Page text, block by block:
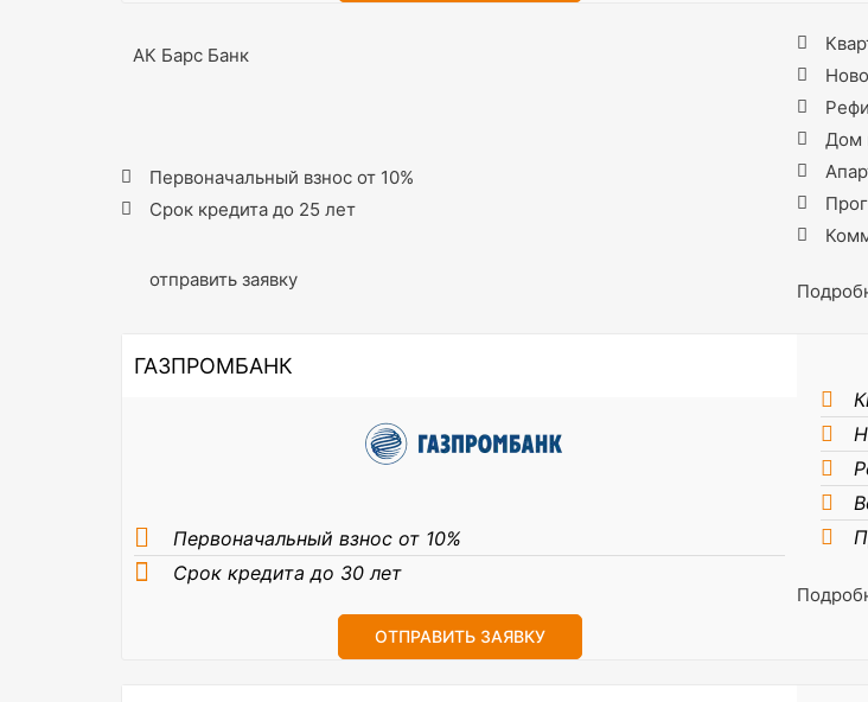
АК Барс Банк
Первоначальный взнос от 10%
Срок кредита до 25 лет
отправить заявку
Дом
ГАЗПРОМБАНК
Первоначальный взнос от 10%
Срок кредита до 30 лет
ОТПРАВИТЬ ЗАЯВКУ